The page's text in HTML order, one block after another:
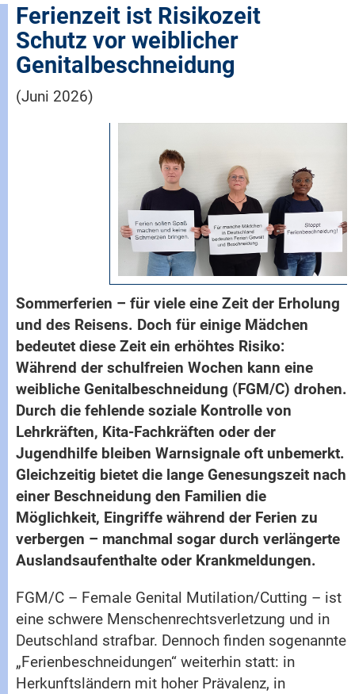
Ferienzeit ist Risikozeit
Schutz vor weiblicher
Genitalbeschneidung
(Juni 2026)
Sommerferien – für viele eine Zeit der Erholung
und des Reisens. Doch für einige Mädchen
bedeutet diese Zeit ein erhöhtes Risiko:
Während der schulfreien Wochen kann eine
weibliche Genitalbeschneidung (FGM/C) drohen.
Durch die fehlende soziale Kontrolle von
Lehrkräften, Kita-Fachkräften oder der
Jugendhilfe bleiben Warnsignale oft unbemerkt.
Gleichzeitig bietet die lange Genesungszeit nach
einer Beschneidung den Familien die
Möglichkeit, Eingriffe während der Ferien zu
verbergen – manchmal sogar durch verlängerte
Auslandsaufenthalte oder Krankmeldungen.
FGM/C – Female Genital Mutilation/Cutting – ist
eine schwere Menschenrechtsverletzung und in
Deutschland strafbar. Dennoch finden sogenannte
„Ferienbeschneidungen“ weiterhin statt: in
Herkunftsländern mit hoher Prävalenz, in